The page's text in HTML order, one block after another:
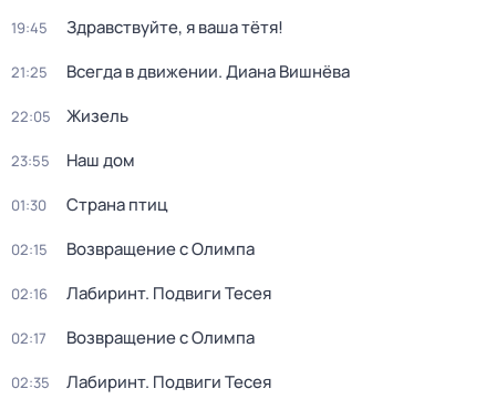
19:45 Здравствуйте, я ваша тётя!
21:25 Всегда в движении. Диана Вишнёва
22:05 Жизель
23:55 Наш дом
01:30 Страна птиц
02:15 Возвращение с Олимпа
02:16 Лабиринт. Подвиги Тесея
02:17 Возвращение с Олимпа
02:35 Лабиринт. Подвиги Тесея